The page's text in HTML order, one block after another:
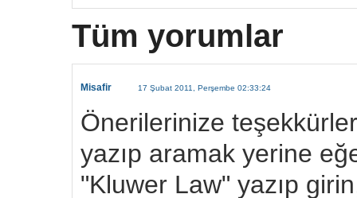
Tüm yorumlar
Misafir 17 Şubat 2011, Perşembe 02:33:24
Önerilerinize
yazıp aramak yerine
"Kluwer Law" yazıp